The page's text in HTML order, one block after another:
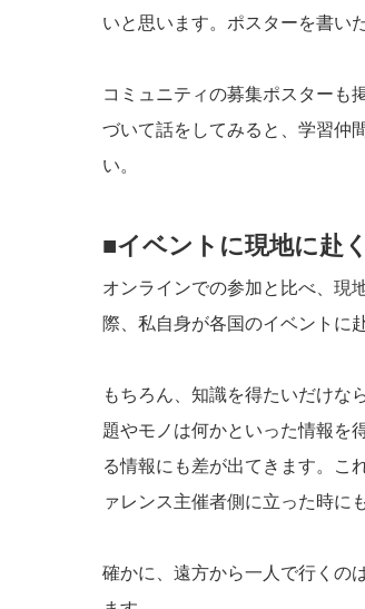
いと思います。ポスターを書い
コミュニティの募集ポスターも
づいて話をしてみると、学習仲
い。
■イベントに現地に赴
オンラインでの参加と比べ、現
際、私自身が各国のイベントに
もちろん、知識を得たいだけな
題やモノは何かといった情報を
る情報にも差が出てきます。こ
ァレンス主催者側に立った時に
確かに、遠方から一人で行くの